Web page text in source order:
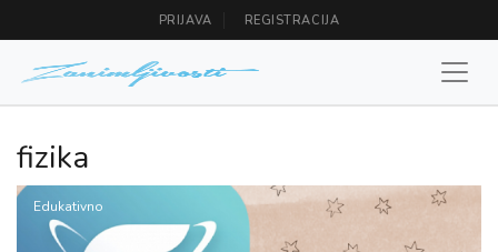
PRIJAVA REGISTRACIJA
fizika
Edukativno